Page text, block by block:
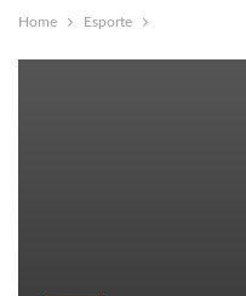
Home Esporte